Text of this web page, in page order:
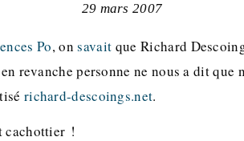
29 mars 2007
Po, onsavait que Richard
revanche personne ne nous a dit
richard-descoings.net.
cachottier !